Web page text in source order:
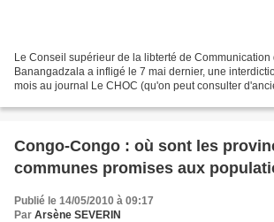
Le Conseil supérieur de la libterté de
Banangadzala a infligé le 7 mai dernier, une
mois au journal Le CHOC (qu'on peut consulter
Congo-Congo : où sont les
communes promises aux
Publié le 14/05/2010 à 09:17
Par Arsène SEVERIN